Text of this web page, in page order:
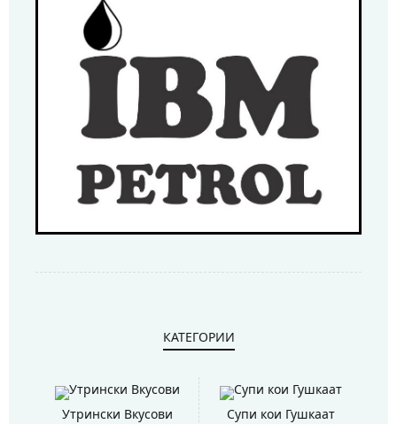
КАТЕГОРИИ
Утрински Вкусови Супи кои Гушкаат